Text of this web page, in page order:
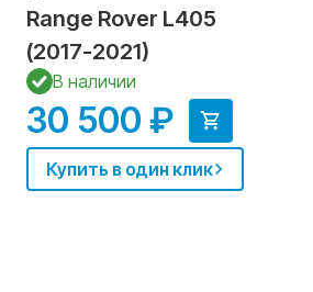
Range Rover L405
(2017-2021)
В наличии
30 500 ₽
Купить в один клик